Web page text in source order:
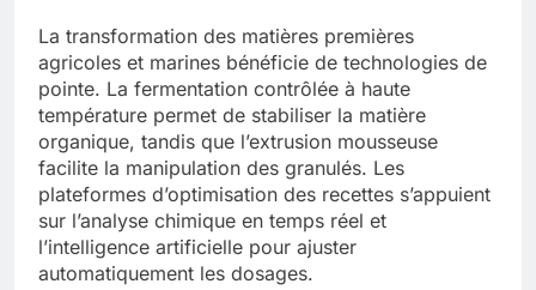
La transformation des matières premières
agricoles et marines bénéficie de technologies de
pointe. La fermentation contrôlée à haute
température permet de stabiliser la matière
organique, tandis que l’extrusion mousseuse
facilite la manipulation des granulés. Les
plateformes d’optimisation des recettes s’appuient
sur l’analyse chimique en temps réel et
l’intelligence artificielle pour ajuster
automatiquement les dosages.